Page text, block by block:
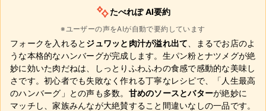
たべれぽ AI要約
※ユーザーの声をAIが自動で要約しています
フォークを入れると ジュワッと肉汁が溢れ出て 、まるでお店のよ
うな本格的なハンバーグが完成します。生パン粉とナツメグが絶
妙に効いた肉だねは、しっとりふわふわの食感で感動的な美味し
さです。初心者でも失敗なく作れる丁寧なレシピで、「人生最高
のハンバーグ」との声も多数。 甘めのソースとバターが絶妙に
マッチし、家族みんなが大絶賛すること間違いなしの一品です。